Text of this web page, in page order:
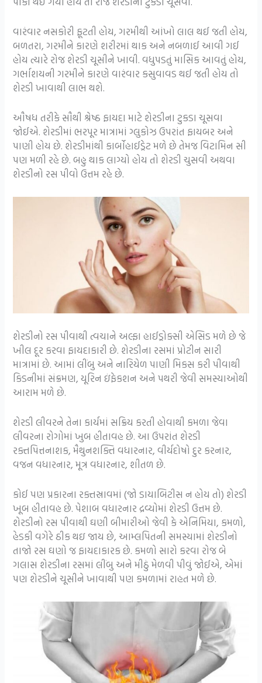
વારંવાર નસકોરી ફૂટતી હોય, ગરમીથી આંખો લાલ થઈ જતી હોય,
બળતરા, ગરમીને કારણે શરીરમાં થાક અને નબળાઈ આવી ગઈ
હોય ત્યારે રોજ શેરડી ચૂસીને ખાવી. વધુપડતું માસિક આવતું હોય,
ગર્ભાશયની ગરમીને કારણે વારંવાર કસુવાવડ થઈ જતી હોય તો
શેરડી ખાવાથી લાભ થશે.
ઔષધ તરીકે સૌથી શ્રેષ્ઠ ફાયદા માટે શેરડીના ટુકડા ચૂસવા
જોઈએ. શેરડીમાં ભરપૂર માત્રામાં ગ્લુકોઝ ઉપરાંત ફાયબર અને
પાણી હોય છે. શેરડીમાંથી કાર્બોહાઈડ્રેટ મળે છે તેમજ વિટામિન સી
પણ મળી રહે છે. બહુ થાક લાગ્યો હોય તો શેરડી ચુસવી અથવા
શેરડીનો રસ પીવો ઉત્તમ રહે છે.
શેરડીનો રસ પીવાથી ત્વચાને અલ્ફા હાઈડ્રોક્સી એસિડ મળે છે જે
ખીલ દૂર કરવા ફાયદાકારી છે. શેરડીના રસમાં પ્રોટીન સારી
માત્રામાં છે. આમાં લીંબુ અને નારિયેળ પાણી મિકસ કરી પીવાથી
કિડનીમાં સંક્રમણ, યૂરિન ઇંફેકશન અને પથરી જેવી સમસ્યાઓથી
આરામ મળે છે.
શેરડી લીવરને તેના કાર્યમાં સક્રિય કરતી હોવાથી કમળા જેવા
લીવરના રોગોમાં ખુબ હીતાવહ છે. આ ઉપરાંત શેરડી
રક્તપિત્તનાશક, મૈથુનશક્તિ વધારનાર, વીર્યદોષો દુર કરનાર,
વજન વધારનાર, મૂત્ર વધારનાર, શીતળ છે.
કોઈ પણ પ્રકારના રક્તસ્રાવમાં (જો ડાયાબિટીસ ન હોય તો) શેરડી
ખૂબ હીતાવહ છે. પેશાબ વધારનાર દ્રવ્યોમાં શેરડી ઉત્તમ છે.
શેરડીનો રસ પીવાથી ઘણી બીમારીઓ જેવી કે એનિમિયા, કમળો,
હેડકી વગેરે ઠીક થઇ જાય છે, આમ્લપિતની સમસ્યામાં શેરડીનો
તાજો રસ ઘણો જ ફાયદાકારક છે. કમળો સારો કરવા રોજ બે
ગલાસ શેરડીના રસમાં લીંબુ અને મીઠું મેળવી પીવું જોઈએ, એમાં
પણ શેરડીને ચૂસીને ખાવાથી પણ કમળામાં રાહત મળે છે.